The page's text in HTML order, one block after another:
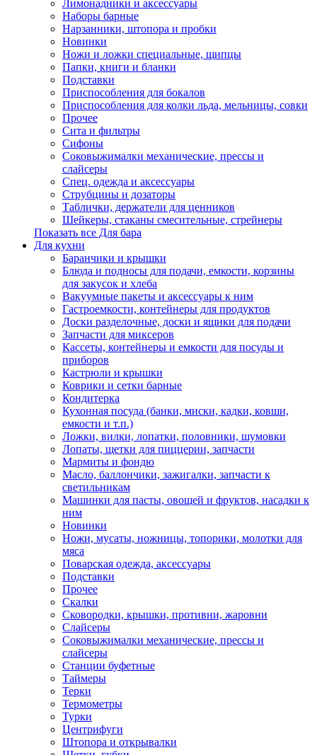
Лимонадники и аксессуары
Наборы барные
Нарзанники, штопора и пробки
Новинки
Ножи и ложки специальные, щипцы
Папки, книги и бланки
Подставки
Приспособления для бокалов
Приспособления для колки льда, мельницы, совки
Прочее
Сита и фильтры
Сифоны
Соковыжималки механические, прессы и
слайсеры
Спец. одежда и аксессуары
Струбцины и дозаторы
Таблички, держатели для ценников
Шейкеры, стаканы смесительные, стрейнеры
Показать все Для бара
Для кухни
Баранчики и крышки
Блюда и подносы для подачи, емкости, корзины
для закусок и хлеба
Вакуумные пакеты и аксессуары к ним
Гастроемкости, контейнеры для продуктов
Доски разделочные, доски и ящики для подачи
Запчасти для миксеров
Кассеты, контейнеры и емкости для посуды и
приборов
Кастрюли и крышки
Коврики и сетки барные
Кондитерка
Кухонная посуда (банки, миски, кадки, ковши,
емкости и т.п.)
Ложки, вилки, лопатки, половники, шумовки
Лопаты, щетки для пиццерии, запчасти
Мармиты и фондю
Масло, баллончики, зажигалки, запчасти к
светильникам
Машинки для пасты, овощей и фруктов, насадки к
ним
Новинки
Ножи, мусаты, ножницы, топорики, молотки для
мяса
Поварская одежда, аксессуары
Подставки
Прочее
Скалки
Сковородки, крышки, противни, жаровни
Слайсеры
Соковыжималки механические, прессы и
слайсеры
Станции буфетные
Таймеры
Терки
Термометры
Турки
Центрифуги
Штопора и открывалки